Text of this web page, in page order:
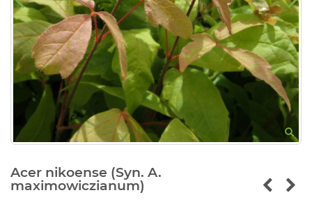
Acer nikoense (Syn. A.
maximowiczianum)